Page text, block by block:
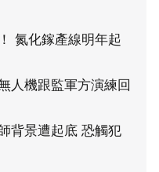
氮化鎵產線明年起
人機跟監軍方演練回
背景遭起底 恐觸犯